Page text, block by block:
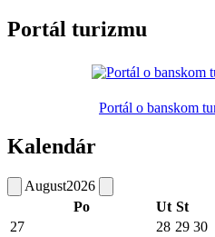
Portál turizmu
Portál o banskom
Kalendár
August2026
Po
Ut St
27
28 29 30